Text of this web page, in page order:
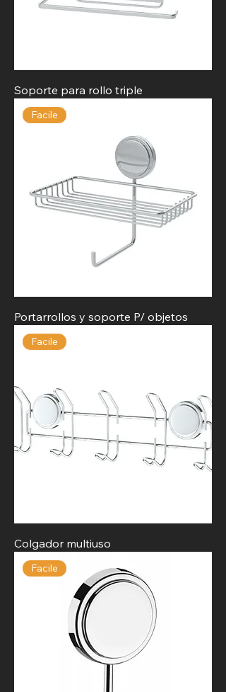
Soporte para rollo triple
Facile
Portarrollos y soporte P/ objetos
Facile
Colgador multiuso
Facile